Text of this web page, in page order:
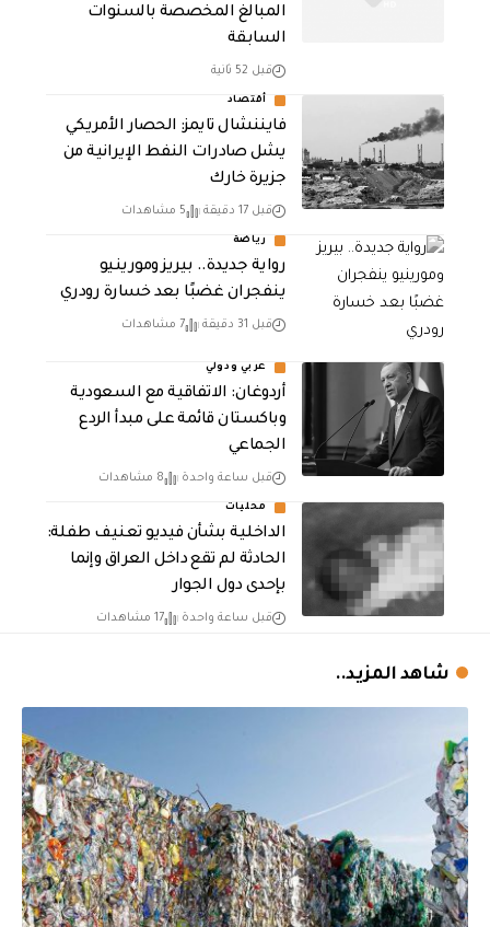
المبالغ المخصصة بالسنوات
السابقة
قبل 52 ثانية
أقتصاد
فايننشال تايمز: الحصار الأمريكي
يشل صادرات النفط الإيرانية من
جزيرة خارك
قبل 17 دقيقة 5 مشاهدات
رياضة
رواية جديدة.. بيريز ومورينيو
ينفجران غضبًا بعد خسارة رودري
قبل 31 دقيقة 7 مشاهدات
عربي ودولي
أردوغان: الاتفاقية مع السعودية
وباكستان قائمة على مبدأ الردع
الجماعي
قبل ساعة واحدة 8 مشاهدات
محليات
الداخلية بشأن فيديو تعنيف طفلة:
الحادثة لم تقع داخل العراق وإنما
بإحدى دول الجوار
قبل ساعة واحدة 17 مشاهدات
شاهد المزيد..